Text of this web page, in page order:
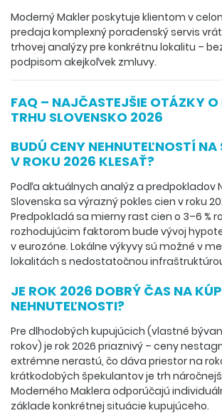
Moderný Makler poskytuje klientom v
predaja komplexný poradenský servis
trhovej analýzy pre konkrétnu lokalitu –
podpisom akejkoľvek zmluvy.
FAQ – NAJČASTEJŠIE OTÁZKY O
TRHU SLOVENSKO 2026
BUDÚ CENY NEHNUTEĽNOSTÍ NA
V ROKU 2026 KLESAŤ?
Podľa aktuálnych analýz a predpokladov
Slovenska sa výrazný pokles cien v roku
Predpokladá sa mierny rast cien o 3–6 %
rozhodujúcim faktorom bude vývoj
v eurozóne. Lokálne výkyvy sú možné v
lokalitách s nedostatočnou
JE ROK 2026 DOBRÝ ČAS NA
NEHNUTEĽNOSTI?
Pre dlhodobých kupujúcich (vlastné
rokov) je rok 2026 priaznivý – ceny
extrémne nerastú, čo dáva priestor na
krátkodobých špekulantov je trh
Moderného Maklera odporúčajú
základe konkrétnej situácie kupujúceho.